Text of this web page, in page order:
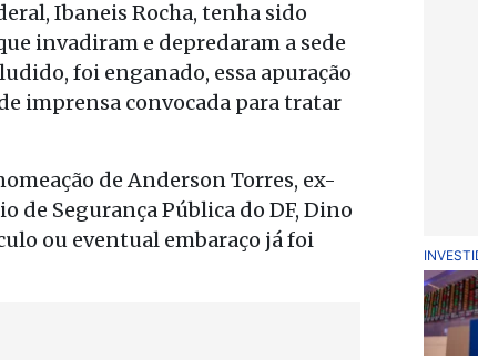
Ibaneis Rocha, tenha sido
invadiram e depredaram a sede
foi enganado, essa apuração
imprensa convocada para tratar
de Anderson Torres, ex-
de Segurança Pública do DF, Dino
ou eventual embaraço já foi